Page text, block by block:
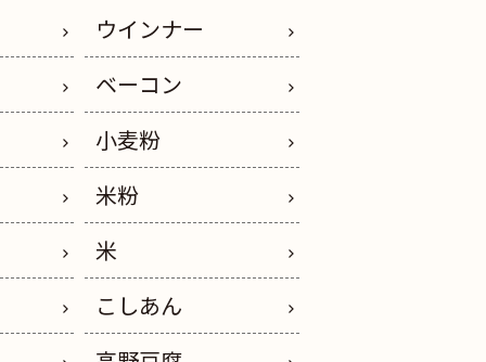
ウインナー
ベーコン
小麦粉
米粉
米
こしあん